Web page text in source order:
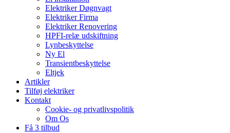
Elektriker Døgnvagt
Elektriker Firma
Elektriker Renovering
HPFI-relæ udskiftning
Lynbeskyttelse
Ny El
Transientbeskyttelse
Eltjek
Artikler
Tilføj elektriker
Kontakt
Cookie- og privatlivspolitik
Om Os
Få 3 tilbud